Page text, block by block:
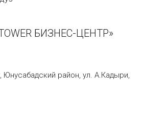
БИЗНЕС-ЦЕНТР»
Юнусабадский район, ул. А.Кадыри,